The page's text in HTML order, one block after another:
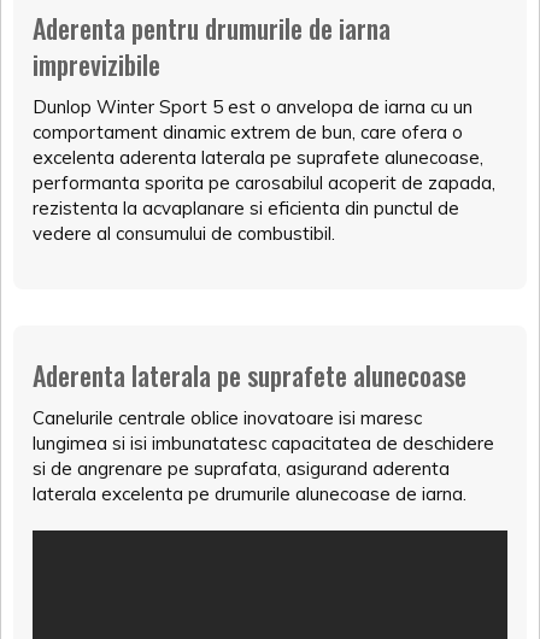
Aderenta pentru drumurile de iarna
imprevizibile
Dunlop Winter Sport 5 est o anvelopa de iarna cu un
comportament dinamic extrem de bun, care ofera o
excelenta aderenta laterala pe suprafete alunecoase,
performanta sporita pe carosabilul acoperit de zapada,
rezistenta la acvaplanare si eficienta din punctul de
vedere al consumului de combustibil.
Aderenta laterala pe suprafete alunecoase
Canelurile centrale oblice inovatoare isi maresc
lungimea si isi imbunatatesc capacitatea de deschidere
si de angrenare pe suprafata, asigurand aderenta
laterala excelenta pe drumurile alunecoase de iarna.